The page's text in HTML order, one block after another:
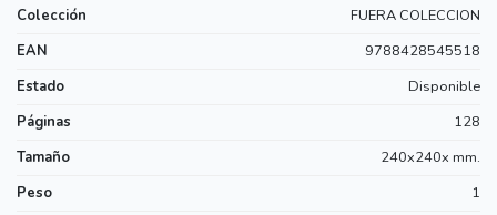
Colección
FUERA COLECCION
EAN
9788428545518
Estado
Disponible
Páginas
128
Tamaño
240x240x mm.
Peso
1